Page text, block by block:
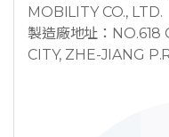
MOBILITY CO., LTD.
製造廠地址：
CITY, ZHE-JIANG